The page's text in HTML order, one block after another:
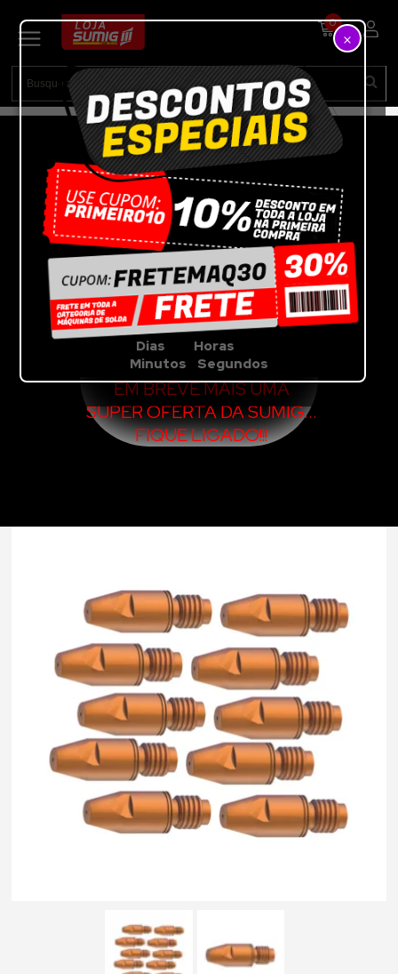
×
0
VEJA A OFERTA DA
SEMANA
POR TEMPO
LIMITADO!!!
Dias Horas
Minutos Segundos
EM BREVE MAIS UMA
SUPER OFERTA DA SUMIG...
FIQUE LIGADO!!!